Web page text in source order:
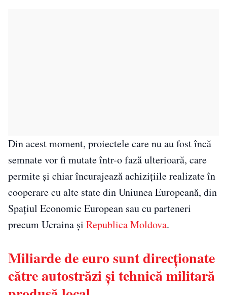
Din acest moment, proiectele care nu au fost încă
semnate vor fi mutate într-o fază ulterioară, care
permite și chiar încurajează achizițiile realizate în
cooperare cu alte state din Uniunea Europeană, din
Spațiul Economic European sau cu parteneri
precum Ucraina și Republica Moldova.
Miliarde de euro sunt direcționate
către autostrăzi și tehnică militară